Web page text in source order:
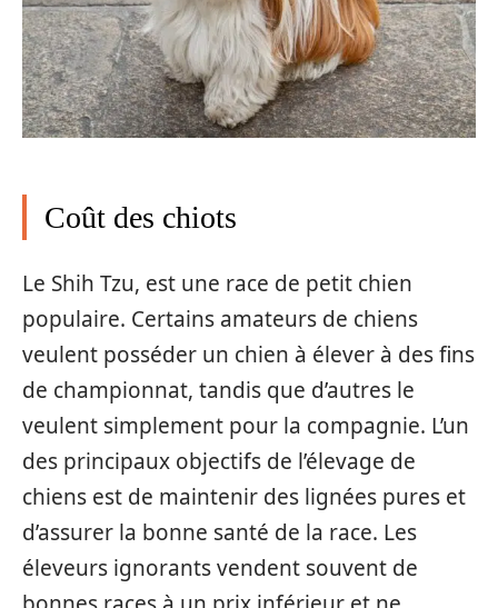
Coût des chiots
Le Shih Tzu, est une race de petit chien
populaire. Certains amateurs de chiens
veulent posséder un chien à élever à des fins
de championnat, tandis que d’autres le
veulent simplement pour la compagnie. L’un
des principaux objectifs de l’élevage de
chiens est de maintenir des lignées pures et
d’assurer la bonne santé de la race. Les
éleveurs ignorants vendent souvent de